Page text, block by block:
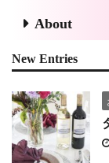
About
New Entries